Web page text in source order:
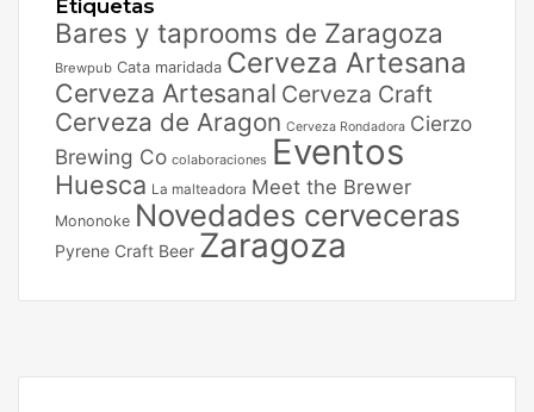
Etiquetas
Bares y taprooms de Zaragoza
Brewpub Cata maridada Cerveza Artesana
Cerveza Artesanal Cerveza Craft
Cerveza de Aragon Cerveza Rondadora Cierzo
Brewing Co colaboraciones Eventos
Huesca La malteadora Meet the Brewer
Mononoke Novedades cerveceras
Pyrene Craft Beer Zaragoza